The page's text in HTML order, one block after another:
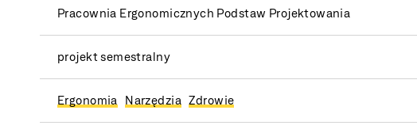
Pracownia Ergonomicznych Podstaw Projektowania
projekt semestralny
Ergonomia Narzędzia Zdrowie